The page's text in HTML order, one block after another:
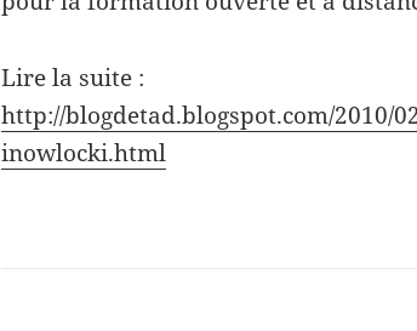
Lire la suite :
http://blogdetad.blogspot.com/2010/
inowlocki.html